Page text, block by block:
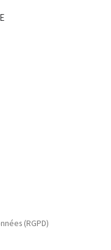
(RGPD)